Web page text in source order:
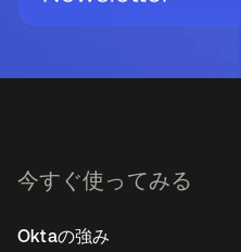
今すぐ使ってみる
Oktaの強み